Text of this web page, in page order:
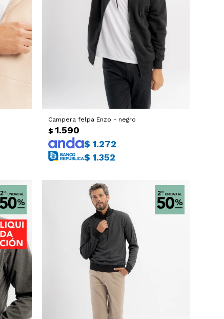
Campera felpa Enzo - negro
$ 1.590
$ 1.272
$ 1.352